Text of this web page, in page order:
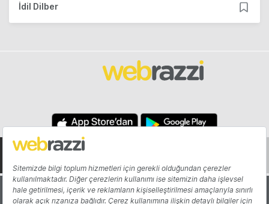
İdil Dilber
Hakkında Yazarlar